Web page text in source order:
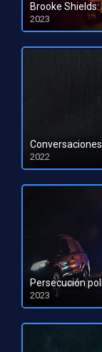
Brooke
2023
HD 1080pHD 720p
2022
HD 1080pHD 720p
Persecución
2023
HD 1080pHD 720p